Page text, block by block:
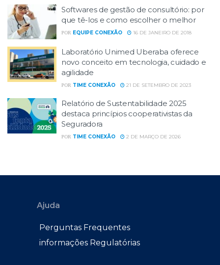
Softwares de gestão de consultório: por
que tê-los e como escolher o melhor
POR EQUIPE CONEXÃO 16 DE JANEIRO DE 2018
Laboratório Unimed Uberaba oferece
novo conceito em tecnologia, cuidado e
agilidade
POR TIME CONEXÃO 21 DE SETEMBRO DE 2023
Relatório de Sustentabilidade 2025
destaca princípios cooperativistas da
Seguradora
POR TIME CONEXÃO 2 DE MARÇO DE 2026
Ajuda
Perguntas Frequentes
informações Regulatórias